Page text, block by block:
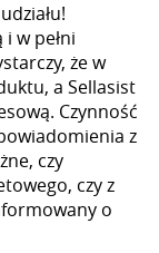
w pełni
że w
a Sellasist
Czynność
z
czy
czy z
o